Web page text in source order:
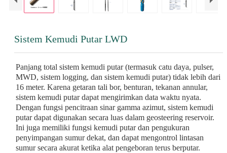
Sistem Kemudi Putar LWD
Panjang total sistem kemudi putar (termasuk catu daya, pulser,
MWD, sistem logging, dan sistem kemudi putar) tidak lebih dari
16 meter. Karena getaran tali bor, benturan, tekanan annular,
sistem kemudi putar dapat mengirimkan data waktu nyata.
Dengan fungsi pencitraan sinar gamma azimut, sistem kemudi
putar dapat digunakan secara luas dalam geosteering reservoir.
Ini juga memiliki fungsi kemudi putar dan pengukuran
penyimpangan sumur dekat, dan dapat mengontrol lintasan
sumur secara akurat ketika alat pengeboran terus berputar.